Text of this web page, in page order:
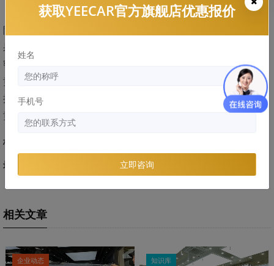
隐形车衣的胶层虽然只是固定的作用，但作为透明的车衣，如
果胶层发生黄变，也会很明显的呈现出来。如果说YEECAR致
密顶涂层技术阻止了紫外线、酸雨、油污、灰尘等从外而内的
黄变诱因。那么，环保的Ashland压敏胶高清晰度、抗老化和
抗紫外线性能优秀，则是由内到外的确保隐形车衣持久清晰不
黄变。
标签：
最后编辑时间:
相关文章
企业动态 知识库
获取YEECAR官方旗舰店优惠报价
姓名
手机号
立即咨询